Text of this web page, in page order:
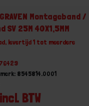
Montageband /
25M 40X1,5MM
levertijd 1 tot meerdere
8545814.0001
BTW